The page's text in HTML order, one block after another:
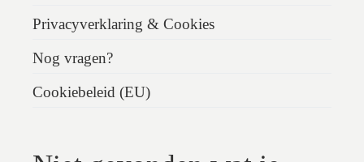
Privacyverklaring & Cookies
Nog vragen?
Cookiebeleid (EU)